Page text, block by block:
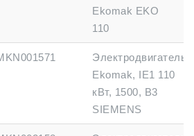
Ekomak EKO
110
Электродвигатель
Ekomak, IE1 110
кВт, 1500, B3
SIEMENS